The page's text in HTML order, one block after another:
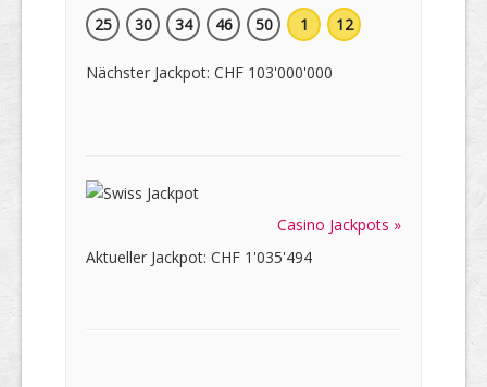
25
30 34 46 50 1 12
Nächster Jackpot: CHF 103'000'000
Casino Jackpots »
Aktueller Jackpot: CHF 1'035'494